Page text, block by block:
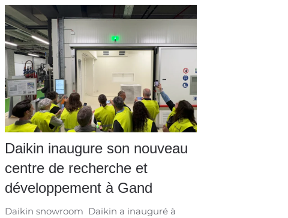
Daikin inaugure son nouveau
centre de recherche et
développement à Gand ​
Daikin snowroom Daikin a inauguré à